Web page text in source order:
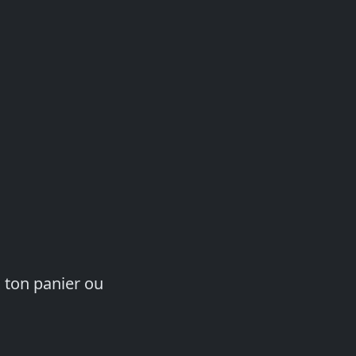
panier ou